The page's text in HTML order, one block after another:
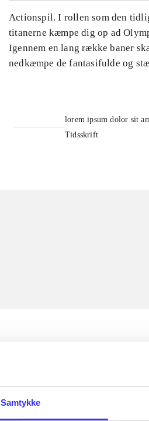
Samtykke
Actionspil. I rollen som den
titanerne kæmpe dig op ad
Igennem en lang række baner
nedkæmpe de fantasifulde og
lorem ipsum dolor sit
Tidsskrift